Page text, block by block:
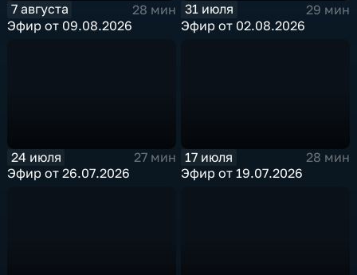
7 августа
28 мин
Эфир от 09.08.2026
31 июля
29 мин
Эфир от 02.08.2026
24 июля
27 мин
Эфир от 26.07.2026
17 июля
28 мин
Эфир от 19.07.2026